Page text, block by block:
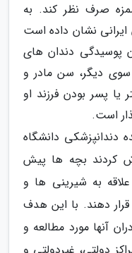
صرف نظر کند. به
نشان داده است
پوسیدگی دندان های
سوی دیگر، سن مادر و
پسر بودن فرزند او
است.
دندانپزشکی دانشگاه
کردند بچه ها پیش
به شیرینی ها و
دهند. با این هدف
آنها مورد مطالعه و